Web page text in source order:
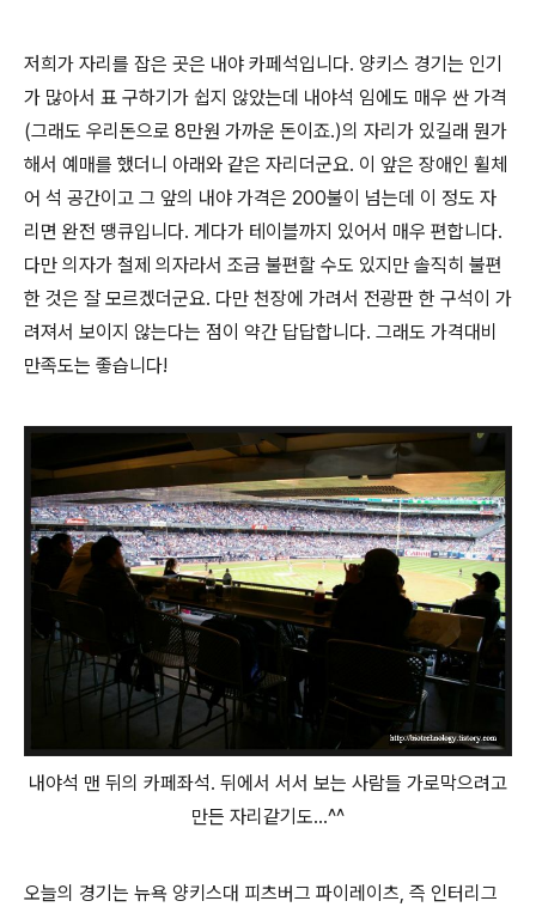
저희가 자리를 잡은 곳은 내야 카페석입니다. 양키스 경기는 인기
가 많아서 표 구하기가 쉽지 않았는데 내야석 임에도 매우 싼 가격
(그래도 우리돈으로 8만원 가까운 돈이죠.)의 자리가 있길래 뭔가
해서 예매를 했더니 아래와 같은 자리더군요. 이 앞은 장애인 휠체
어 석 공간이고 그 앞의 내야 가격은 200불이 넘는데 이 정도 자
리면 완전 땡큐입니다. 게다가 테이블까지 있어서 매우 편합니다.
다만 의자가 철제 의자라서 조금 불편할 수도 있지만 솔직히 불편
한 것은 잘 모르겠더군요. 다만 천장에 가려서 전광판 한 구석이 가
려져서 보이지 않는다는 점이 약간 답답합니다. 그래도 가격대비
만족도는 좋습니다!
내야석 맨 뒤의 카페좌석. 뒤에서 서서 보는 사람들 가로막으려고
만든 자리같기도...^^
오늘의 경기는 뉴욕 양키스대 피츠버그 파이레이츠, 즉 인터리그